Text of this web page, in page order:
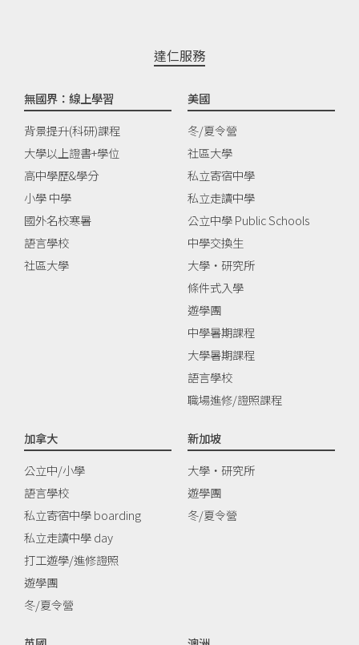
達仁服務
無國界：線上學習
背景提升(科研)課程
大學以上證書+學位
高中學歷&學分
小學 中學
國外名校寒暑
語言學校
社區大學
美國
冬/夏令營
社區大學
私立寄宿中學
私立走讀中學
公立中學 Public Schools
中學交換生
大學‧研究所
條件式入學
遊學團
中學暑期課程
大學暑期課程
語言學校
職場進修/證照課程
加拿大
公立中/小學
語言學校
私立寄宿中學 boarding
私立走讀中學 day
打工遊學/進修證照
遊學團
冬/夏令營
新加坡
大學‧研究所
遊學團
冬/夏令營